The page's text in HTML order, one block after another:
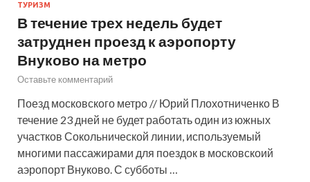
ТУРИЗМ
В течение трех недель будет
затруднен проезд к аэропорту
Внуково на метро
Оставьте комментарий
Поезд московского метро // Юрий Плохотниченко В
течение 23 дней не будет работать один из южных
участков Сокольнической линии, используемый
многими пассажирами для поездок в московскоий
аэропорт Внуково. С субботы …